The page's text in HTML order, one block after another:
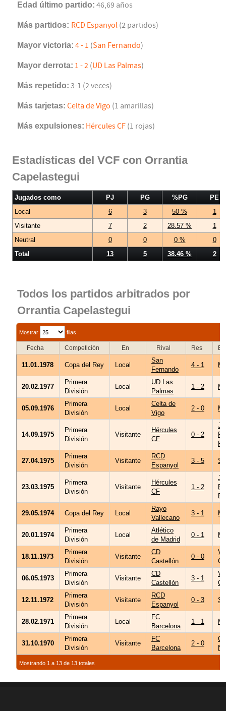
Edad último partido: 46,69 años
Más partidos: RCD Espanyol (2 partidos)
Mayor victoria: 4 - 1 (San Fernando)
Mayor derrota: 1 - 2 (UD Las Palmas)
Más repetido: 3-1 (2 veces)
Más tarjetas: Celta de Vigo (1 amarillas)
Más expulsiones: Hércules CF (1 rojas)
Estadísticas del VCF con Orrantia
Capelastegui
Jugados como PJ PG %PG
PE
Local
6 3 50 %
1
Visitante
7 2 28.57 %
1
Neutral
0 0 0 %
0
Total
13 5 38.46 % 2
Todos los partidos arbitrados por
Orrantia Capelastegui
Mostrar filas
Fecha Competición En Rival Res
11.01.1978 Copa del Rey Local
San
Fernando
4 - 1
20.02.1977
Primera
División
Local
UD Las
Palmas
1 - 2
05.09.1976
Primera
División
Local
Celta de
Vigo
2 - 0
14.09.1975
Primera
División
Visitante
Hércules
CF
0 - 2
27.04.1975
Primera
División
Visitante
RCD
Espanyol
3 - 5
23.03.1975
Primera
División
Visitante
Hércules
CF
1 - 2
29.05.1974 Copa del Rey Local
Rayo
Vallecano
3 - 1
20.01.1974
Primera
División
Local
Atlético
de Madrid
0 - 1
18.11.1973
Primera
División
Visitante
CD
Castellón
0 - 0
06.05.1973
Primera
División
Visitante
CD
Castellón
3 - 1
12.11.1972
Primera
División
Visitante
RCD
Espanyol
0 - 3
28.02.1971
Primera
División
Local
FC
Barcelona
1 - 1
31.10.1970
Primera
División
Visitante
FC
Barcelona
2 - 0
Mostrando 1 a 13 de 13 totales